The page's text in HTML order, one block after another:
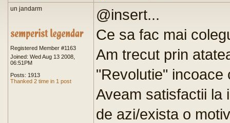
un jandarm
Registered Member #1163
Joined: Wed Aug 13 2008,
06:51PM
Posts: 1913
Thanked 2 time in 1 post
@insert...
Ce sa fac mai
Am trecut prin
"Revolutie"
Aveam satisfactii la
de azi/exista o